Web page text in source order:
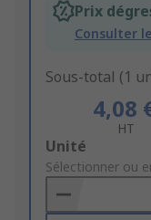
Prix
Consulter
Sous-total (1
4,08
HT
Add
to
Basket
Unité
Sélectionner ou